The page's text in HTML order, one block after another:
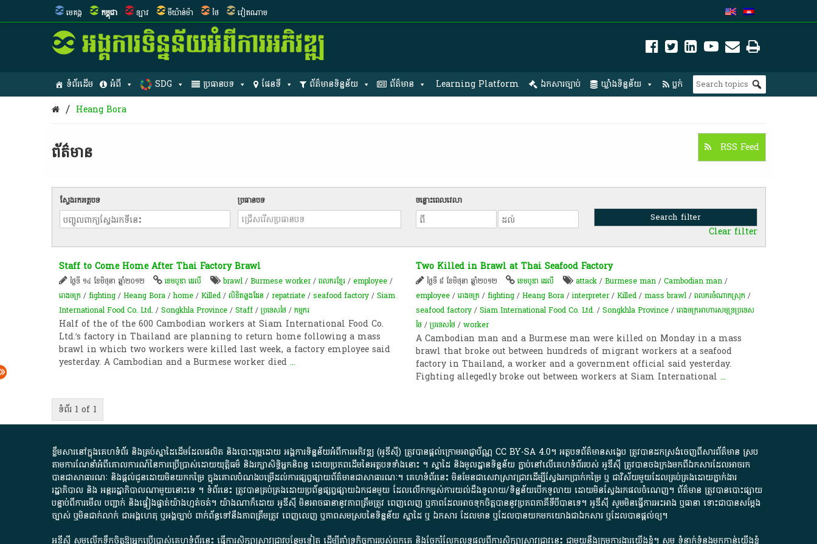
មេគង្គ កម្ពុជា ឡាវ មីយ៉ាន់ម៉ា ថៃ វៀតណាម
ទំព័រដើម អំពី SDG ប្រធានបទ ផែនទី ព័ត៌មានទិន្នន័យ ព័ត៌មាន Learning Platform ឯកសារច្បាប់ ឃ្លាំងទិន្នន័យ ប្លក់
/ Heang Bora
ព័ត៌មាន​ RSS Feed
ស្វែងរកអត្ថបទ ប្រធានបទ ចន្លោះពេលវេលា
Clear filter
Staff to Come Home After Thai Factory Brawl
ថ្ងៃទី ១៤ ខែមិថុនា ឆ្នាំ២០១២ ខេមបូឌា ដេលី brawl/Burmese worker/ពលករ​ខ្មែរ​/ employee/
រោងចក្រ/fighting/Heang Bora/home/Killed/លិខិត​ឆ្លងដែន​ /repatriate/seafood factory/Siam
International Food Co. Ltd. /Songkhla Province/Staff/ប្រទេសថៃ /ក​ម្មករ​
Half of the of the 600 Cambodian workers at Siam International Food Co.
Ltd.’s factory in Thailand are planning to return home following a mass
brawl in which two workers were killed last week, a factory employee said
yesterday. A Cambodian and a Burmese worker died ...
Two Killed in Brawl at Thai Seafood Factory
ថ្ងៃទី ៨ ខែមិថុនា ឆ្នាំ២០១២ ខេមបូឌា ដេលី attack/Burmese man/Cambodian man/
employee/រោងចក្រ/fighting/Heang Bora/interpreter/Killed/mass brawl/ពលករចំណាកស្រុក/
seafood factory/Siam International Food Co. Ltd. /Songkhla Province/​រោងចក្រ​អាហារ​សមុទ្រ​ប្រទេស​
ថៃ /ប្រទេសថៃ /worker
A Cambodian man and a Burmese man were killed on Monday in a mass
brawl that broke out between hundreds of migrant workers at a seafood
factory in Thailand, a worker and a government official said yesterday.
Fighting allegedly broke out between workers at Siam International...
ទំព័រ 1 of 1
ខ្លឹមសារ​នៅ​ក្នុង​គេហទំព័រ និង​គ្រប់​ស្នា​ដៃ​ដើម​ដែល​ផលិត​ និង​បោះពុម្ព​ដោយ​ អង្គការ​ទិន្នន័យ​អំពី​ការអភិវឌ្ឍ​​ (អូ​ឌី​ស៊ី)​ ត្រូវ​បាន​ផ្តល់​ក្រោម​អាជ្ញាប័ណ្ណ​ CC BY-SA 4.0។​ អត្ថបទ​ព័ត៌មាន​សង្ខេប​ ត្រូវ​បាន​ដកស្រង់​ចេញពី​សារព័ត៌មាន ស្រប
តាមការ​ណែនាំ​អំពី​គោលការណ៍​នៃ​ការ​ប្រើប្រាស់​ដោយ​យុត្តិធម៌​ និង​រក្សាសិទ្ធិអ្នកនិពន្ធ ដោយ​ប្រភពដើម​នៃ​​អត្ថបទទាំង​នោះ​ ។​ ស្នាដៃ​ និង​មូលដ្ឋាន​ទិន្នន័យ ​ភ្ជាប់​នៅ​លើ​គេហទំព័រ​របស់​ អូ​ឌី​ស៊ី​ ត្រូវ​បាន​ចងក្រង​មក​ពី​ឯកសារ​ដែល​អាច​រក​
បានជា​សាធារណៈ​ និង​ផ្តល់​ជូន​ដោយ​មិន​យក​កម្រៃ​ ក្នុង​គោលបំណង​បម្រើ​ដល់ការ​ផ្សព្វផ្សាយ​ព័ត៌មាន​ជា​សាធារណៈ​។​ គេហទំព័រ​នេះ​ មិនមែន​ជា​សេវា​ស្រាវជ្រាវ​ដើម្បី​ស្វែងរកប្រាក់​កម្រៃ​ ឬ​ ជា​វិស័យ​មួយ​ដែល​គ្រប់គ្រង​ដោយ​ភ្នាក់ងារ​
រដ្ឋាភិបាល​ និង ​អន្តររដ្ឋាភិបាល​ណាមួយ​នោះ​ទេ ​។​ ទំព័រ​នេះ​ ត្រូវ​បាន​គ្រប់គ្រង​ដោយ​ប្រព័ន្ធ​ផ្សព្វផ្សាយ​ឯកជន​មួយ​ ដែល​លើកកម្ពស់​ការ​យល់​ដឹង​ទូលាយ​/​ទិន្នន័យ​បើក​ទូលាយ​ ដោយ​មិនស្វែង​រក​ផល​ចំណេញ​។​ ព័ត៌មាន​ ត្រូវ​បាន​បោះផ្សាយ​
បន្ទាប់​ពី​ការ​មើល​ បញ្ជាក់​ និង​ផ្ទៀងផ្ទាត់​យ៉ាង​ហ្មត់ចត់​។​ យ៉ាងណា​ក៏​ដោយ​ អូ​ឌី​ស៊ី​ មិន​អាច​ធានា​នូវ​ភាព​ត្រឹមត្រូវ​ ពេញលេញ​ ឬ​ភាព​ដែល​អាច​ទុកចិត្ត​បាននូវ​ប្រភព​ភាគី​ទី​បី​បាន​ទេ​។​ អូ​ឌី​ស៊ី​ សូម​មិន​ធ្វើការ​អះអាង​ ឬ​ធានា​ ទោះជា​បាន​សម្តែង​
ច្បាស់​ ឬ​មិន​ជាក់លាក់​ ជា​អង្គហេតុ​ ឬ​អង្គច្បាប់​ ពាក់ព័ន្ធ​ទៅ​នឹង​ភាព​ត្រឹមត្រូវ​ ពេញលេញ​ ឬ​ភាព​សម​ស្រប​នៃ​ទិន្នន័យ​ ស្នាដៃ​ ឬ​ ឯកសារ​ ដែល​មាន​ ឬ​ដែល​បាន​យក​មក​យោង​ជា​ឯកសារ​ ឬ​ដែល​បាន​ផ្តល់​ឲ្យ​។
អូឌីស៊ី សូមលើកទឹកចិត្តឱ្យអ្នកប្រើប្រាស់គេហទំព័រនេះ ធ្វើការសិក្សាស្រាវជ្រាវបន្ថែមទៀត ដើម្បីគាំទ្រកិច្ចការ​របស់ពួកគេ និងចែករំលែកលទ្ធផលពីការសិក្សាស្រាវជ្រាវនេះ ជាមួយនឹងក្រុមការងារយើងខ្ញុំ។ សូម ទំនាក់ទំនងមកកាន់យើងខ្ញុំ